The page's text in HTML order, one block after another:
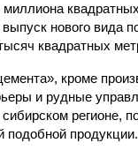
нового вида
квадратных
кроме
и рудные
регионе,
подобной продукции.